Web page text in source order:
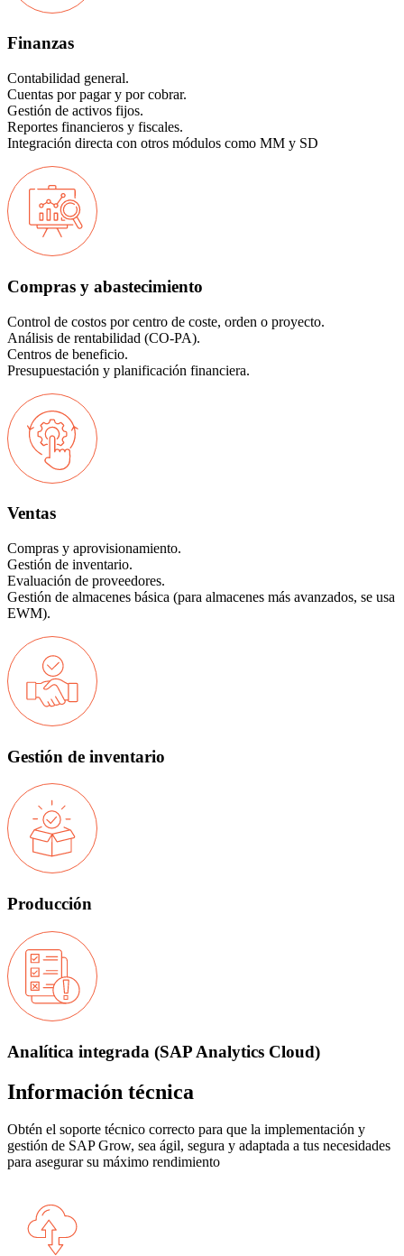
Finanzas
Contabilidad general.
Cuentas por pagar y por cobrar.
Gestión de activos fijos.
Reportes financieros y fiscales.
Integración directa con otros módulos como MM y SD
Compras y abastecimiento
Control de costos por centro de coste, orden o proyecto.
Análisis de rentabilidad (CO-PA).
Centros de beneficio.
Presupuestación y planificación financiera.
Ventas
Compras y aprovisionamiento.
Gestión de inventario.
Evaluación de proveedores.
Gestión de almacenes básica (para almacenes más avanzados, se usa
EWM).
Gestión de inventario
Producción
Analítica integrada (SAP Analytics Cloud)
Información técnica
Obtén el soporte técnico correcto para que la implementación y
gestión de SAP Grow, sea ágil, segura y adaptada a tus necesidades
para asegurar su máximo rendimiento